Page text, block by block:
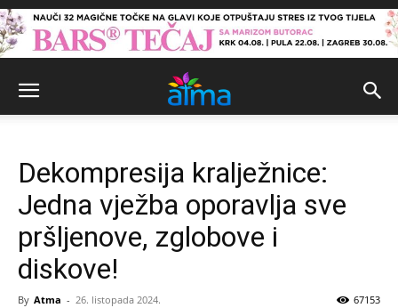
Dekompresija kralježnice:
Jedna vježba oporavlja sve
pršljenove, zglobove i
diskove!
By Atma - 26. listopada 2024. 67153